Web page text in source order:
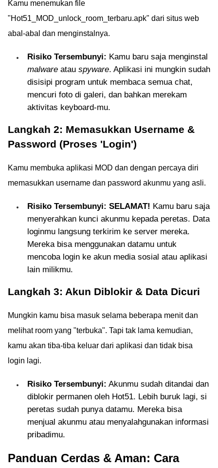
Kamu menemukan file
"Hot51_MOD_unlock_room_terbaru.apk" dari situs web
abal-abal dan menginstalnya.
Risiko Tersembunyi: Kamu baru saja menginstal
malware atau spyware. Aplikasi ini mungkin sudah
disisipi program untuk membaca semua chat,
mencuri foto di galeri, dan bahkan merekam
aktivitas keyboard-mu.
Langkah 2: Memasukkan Username &
Password (Proses 'Login')
Kamu membuka aplikasi MOD dan dengan percaya diri
memasukkan username dan password akunmu yang asli.
Risiko Tersembunyi: SELAMAT! Kamu baru saja
menyerahkan kunci akunmu kepada peretas. Data
loginmu langsung terkirim ke server mereka.
Mereka bisa menggunakan datamu untuk
mencoba login ke akun media sosial atau aplikasi
lain milikmu.
Langkah 3: Akun Diblokir & Data Dicuri
Mungkin kamu bisa masuk selama beberapa menit dan
melihat room yang "terbuka". Tapi tak lama kemudian,
kamu akan tiba-tiba keluar dari aplikasi dan tidak bisa
login lagi.
Risiko Tersembunyi: Akunmu sudah ditandai dan
diblokir permanen oleh Hot51. Lebih buruk lagi, si
peretas sudah punya datamu. Mereka bisa
menjual akunmu atau menyalahgunakan informasi
pribadimu.
Panduan Cerdas & Aman: Cara